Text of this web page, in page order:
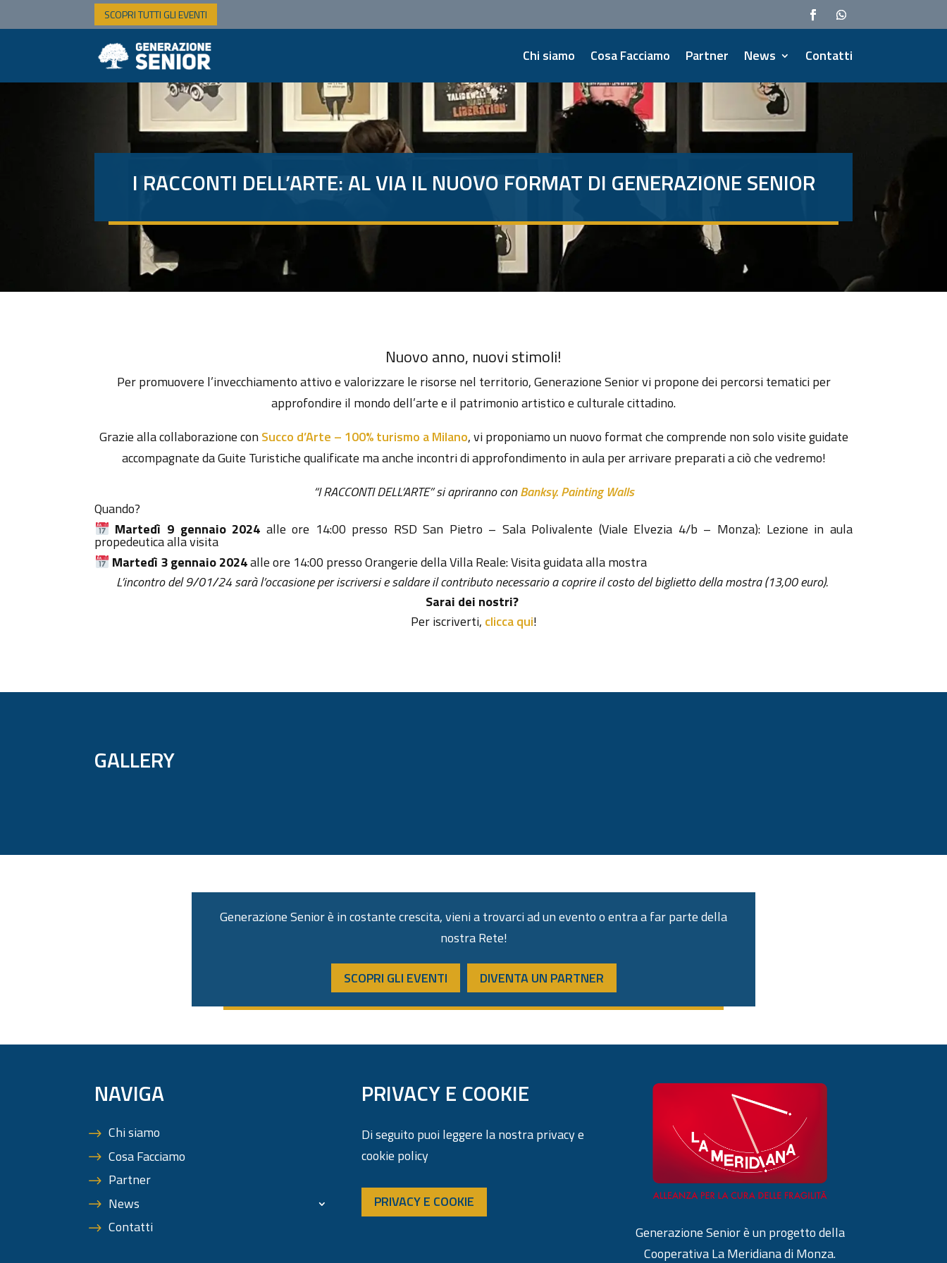
SCOPRI TUTTI GLI EVENTI
Chi siamo Cosa Facciamo Partner News Contatti
I RACCONTI DELL’ARTE: AL VIA IL NUOVO FORMAT DI GENERAZIONE SENIOR
Nuovo anno, nuovi stimoli!
Per promuovere l’invecchiamento attivo e valorizzare le risorse nel territorio, Generazione Senior vi propone dei percorsi tematici per
approfondire il mondo dell’arte e il patrimonio artistico e culturale cittadino.
Grazie alla collaborazione con Succo d’Arte – 100% turismo a Milano, vi proponiamo un nuovo format che comprende non solo visite guidate
accompagnate da Guite Turistiche qualificate ma anche incontri di approfondimento in aula per arrivare preparati a ciò che vedremo!
“I RACCONTI DELL’ARTE” si apriranno conBanksy. Painting Walls
Quando?
Martedì 9 gennaio 2024 alle ore 14:00 presso RSD San Pietro – Sala Polivalente (Viale Elvezia 4/b – Monza): Lezione in aula
propedeutica alla visita
Martedì 3 gennaio 2024alle ore 14:00 presso Orangerie della Villa Reale: Visita guidata alla mostra
L’incontro del 9/01/24 sarà l’occasione per iscriversi e saldare il contributo necessario a coprire il costo del biglietto della mostra(13,00 euro).
Sarai dei nostri?
Per iscriverti, clicca qui!
GALLERY
Generazione Senior è in costante crescita, vieni a trovarci ad un evento o entra a far parte della
nostra Rete!
SCOPRI GLI EVENTI DIVENTA UN PARTNER
NAVIGA
Chi siamo
Cosa Facciamo
Partner
News
Contatti
PRIVACY E COOKIE
Di seguito puoi leggere la nostra privacy e
cookie policy
PRIVACY E COOKIE
Generazione Senior è un progetto della
Cooperativa La Meridiana di Monza.